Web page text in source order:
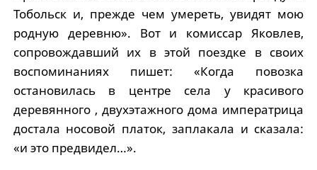
Тобольск и, прежде чем умереть, увидят мою
родную деревню». Вот и комиссар Яковлев,
сопровождавший их в этой поездке в своих
воспоминаниях пишет: «Когда повозка
остановилась в центре села у красивого
деревянного , двухэтажного дома императрица
достала носовой платок, заплакала и сказала:
«и это предвидел…».